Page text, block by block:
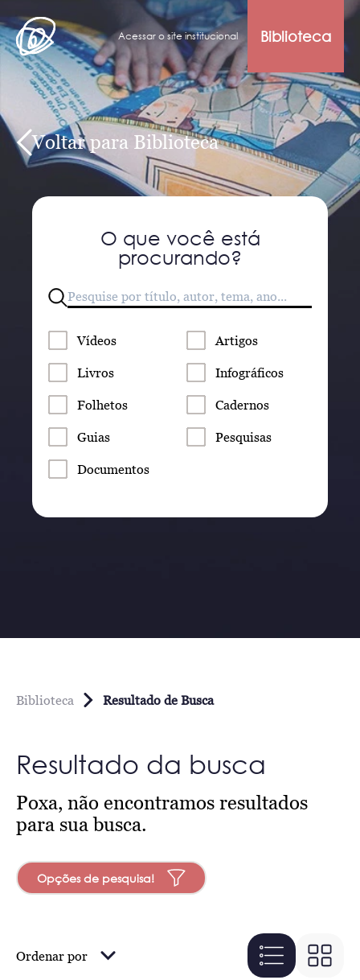
Acessar o site institucional Biblioteca
Voltar para Biblioteca
O que você está
procurando?
Vídeos Artigos
Livros Infográficos
Folhetos Cadernos
Guias Pesquisas
Documentos
Biblioteca Resultado de Busca
Resultado da busca
Poxa, não encontramos resultados
para sua busca.
Opções de pesquisa!
Ordenar por